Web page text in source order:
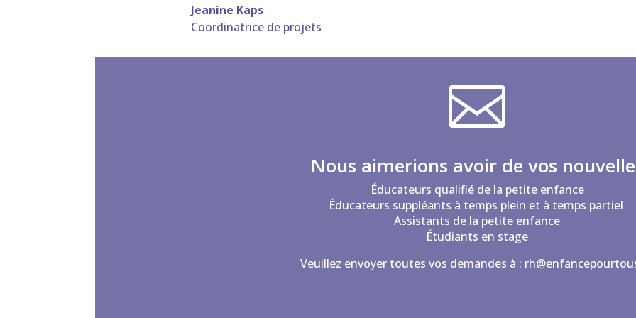
Jeanine Kaps
Coordinatrice de projets

Nous aimerions avoir de vos
Éducateurs qualifié de la petite enfance
Éducateurs suppléants à temps plein et à temps partiel
Assistants de la petite enfance
Étudiants en stage
Veuillez envoyer toutes vos demandes à :